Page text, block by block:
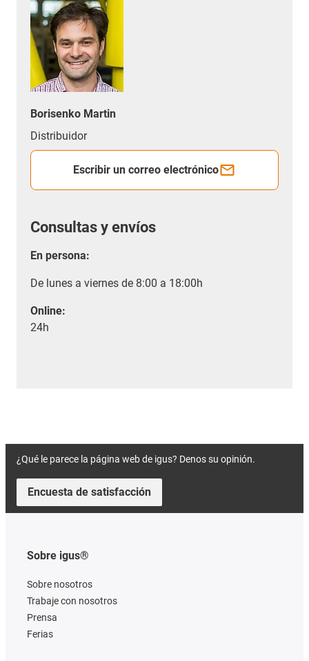
Borisenko Martin
Distribuidor
Escribir un correo electrónico
Consultas y envíos
En persona:
De lunes a viernes de 8:00 a 18:00h
Online:
24h
¿Qué le parece la página web de igus? Denos su opinión.
Encuesta de satisfacción
Sobre igus®
Sobre nosotros
Trabaje con nosotros
Prensa
Ferias